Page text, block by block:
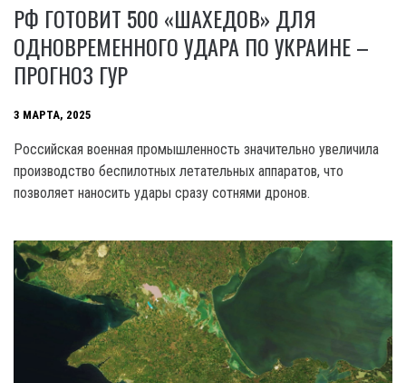
РФ ГОТОВИТ 500 «ШАХЕДОВ» ДЛЯ
ОДНОВРЕМЕННОГО УДАРА ПО УКРАИНЕ –
ПРОГНОЗ ГУР
3 МАРТА, 2025
Российская военная промышленность значительно увеличила
производство беспилотных летательных аппаратов, что
позволяет наносить удары сразу сотнями дронов.